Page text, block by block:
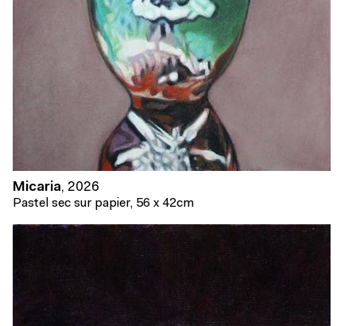
Micaria, 2026
Pastel sec sur papier, 56 x 42cm